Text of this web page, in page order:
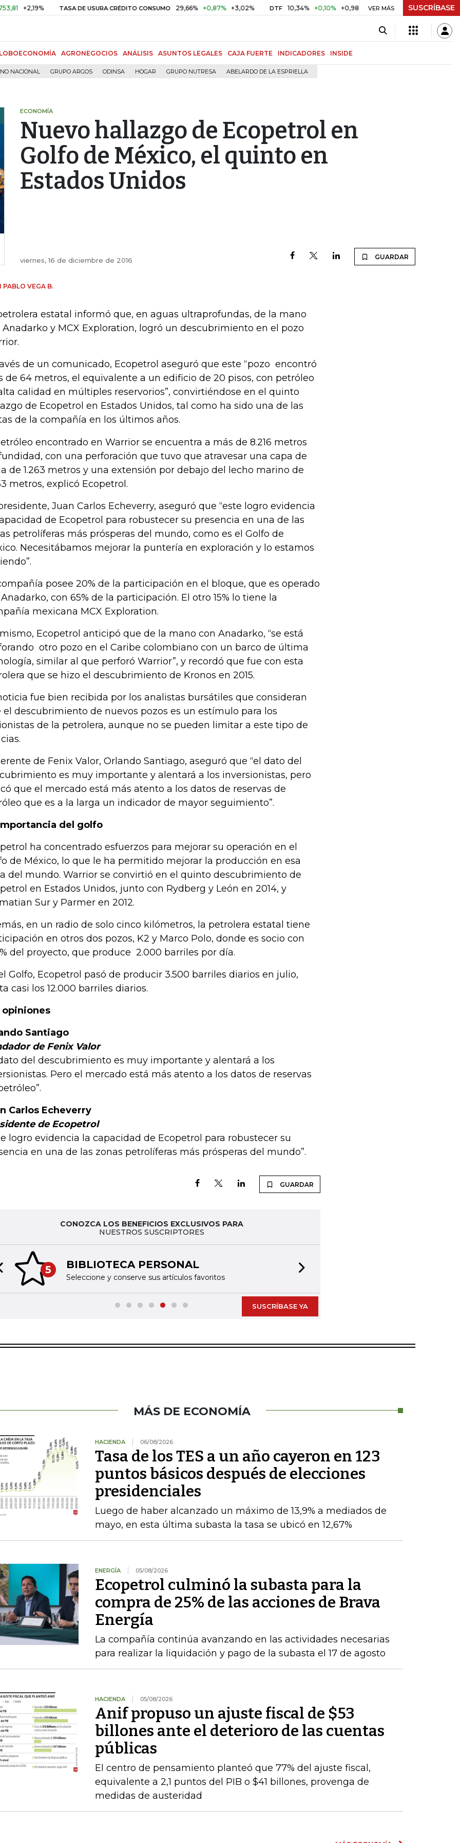
TASA DE USURA CRÉDITO CONSUMO 29,66% +0,87% +3,02% DTF 10,34% +0,10% +0,98% UVR $ 416,96 +$ 0,05 +0,01%
VER MÁS SUSCRÍBASE
AGRONEGOCIOS ANÁLISIS ASUNTOS LEGALES CAJA FUERTE INDICADORES INSIDE
NACIONAL GRUPO ARGOS ODINSA HOGAR GRUPO NUTRESA ABELARDO DE LA ESPRIELLA
ECONOMÍA
Nuevo hallazgo de Ecopetrol en
Golfo de México, el quinto en
Estados Unidos
viernes, 16 de diciembre de 2016 GUARDAR
PABLO VEGA B.
estatal informó que, en aguas ultraprofundas, de la mano
Anadarko y MCX Exploration, logró un descubrimiento en el pozo
de un comunicado, Ecopetrol aseguró que este “pozo encontró
de 64 metros, el equivalente a un edificio de 20 pisos, con petróleo
calidad en múltiples reservorios”, convirtiéndose en el quinto
de Ecopetrol en Estados Unidos, tal como ha sido una de las
de la compañía en los últimos años.
encontrado en Warrior se encuentra a más de 8.216 metros
con una perforación que tuvo que atravesar una capa de
de 1.263 metros y una extensión por debajo del lecho marino de
metros, explicó Ecopetrol.
Juan Carlos Echeverry, aseguró que “este logro evidencia
de Ecopetrol para robustecer su presencia en una de las
petrolíferas más prósperas del mundo, como es el Golfo de
Necesitábamos mejorar la puntería en exploración y lo estamos
posee 20% de la participación en el bloque, que es operado
con 65% de la participación. El otro 15% lo tiene la
mexicana MCX Exploration.
Ecopetrol anticipó que de la mano con Anadarko, “se está
otro pozo en el Caribe colombiano con un barco de última
similar al que perforó Warrior”, y recordó que fue con esta
que se hizo el descubrimiento de Kronos en 2015.
fue bien recibida por los analistas bursátiles que consideran
el descubrimiento de nuevos pozos es un estímulo para los
de la petrolera, aunque no se pueden limitar a este tipo de
de Fenix Valor, Orlando Santiago, aseguró que “el dato del
es muy importante y alentará a los inversionistas, pero
que el mercado está más atento a los datos de reservas de
que es a la larga un indicador de mayor seguimiento”.
del golfo
ha concentrado esfuerzos para mejorar su operación en el
de México, lo que le ha permitido mejorar la producción en esa
del mundo. Warrior se convirtió en el quinto descubrimiento de
en Estados Unidos, junto con Rydberg y León en 2014, y
Sur y Parmer en 2012.
en un radio de solo cinco kilómetros, la petrolera estatal tiene
en otros dos pozos, K2 y Marco Polo, donde es socio con
del proyecto, que produce 2.000 barriles por día.
Golfo, Ecopetrol pasó de producir 3.500 barriles diarios en julio,
casi los 12.000 barriles diarios.
opiniones
Santiago
de Fenix Valor
del descubrimiento es muy importante y alentará a los
Pero el mercado está más atento a los datos de reservas
Carlos Echeverry
de Ecopetrol
logro evidencia la capacidad de Ecopetrol para robustecer su
en una de las zonas petrolíferas más prósperas del mundo”.
GUARDAR
CONOZCA LOS BENEFICIOS EXCLUSIVOS PARA
NUESTROS SUSCRIPTORES
5 BIBLIOTECA PERSONAL
Seleccione y conserve sus artículos favoritos
slide
SUSCRÍBASE YA
MÁS DE ECONOMÍA
HACIENDA 06/08/2026
Tasa de los TES a un año cayeron en 123
puntos básicos después de elecciones
presidenciales
Luego de haber alcanzado un máximo de 13,9% a mediados de
mayo, en esta última subasta la tasa se ubicó en 12,67%
ENERGÍA 05/08/2026
Ecopetrol culminó la subasta para la
compra de 25% de las acciones de Brava
Energía
La compañía continúa avanzando en las actividades necesarias
para realizar la liquidación y pago de la subasta el 17 de agosto
HACIENDA 05/08/2026
Anif propuso un ajuste fiscal de $53
billones ante el deterioro de las cuentas
públicas
El centro de pensamiento planteó que 77% del ajuste fiscal,
equivalente a 2,1 puntos del PIB o $41 billones, provenga de
medidas de austeridad